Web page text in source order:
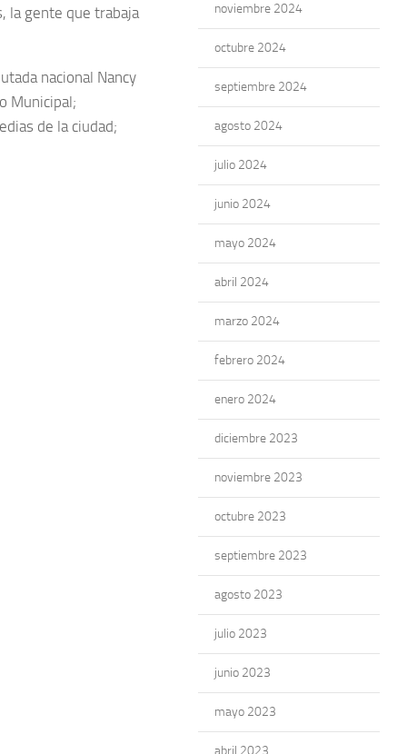
la gente que trabaja
nacional Nancy
Municipal;
de la ciudad;
noviembre 2024
octubre 2024
septiembre 2024
agosto 2024
julio 2024
junio 2024
mayo 2024
abril 2024
marzo 2024
febrero 2024
enero 2024
diciembre 2023
noviembre 2023
octubre 2023
septiembre 2023
agosto 2023
julio 2023
junio 2023
mayo 2023
abril 2023